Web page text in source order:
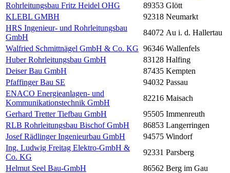
Rohrleitungsbau Fritz Heidel OHG
89353 Glött
KLEBL GMBH
92318 Neumarkt
HRS Ingenieur- und Rohrleitungsbau
GmbH
84072 Au i. d. Hallertau
Walfried Schmittnägel GmbH & Co. KG 96346 Wallenfels
Huber Rohrleitungsbau GmbH
83128 Halfing
Deiser Bau GmbH
87435 Kempten
Pfaffinger Bau SE
94032 Passau
ENACO Energieanlagen- und
Kommunikationstechnik GmbH
82216 Maisach
Gerhard Tretter Tiefbau GmbH
95505 Immenreuth
RLB Rohrleitungsbau Bischof GmbH
86853 Langerringen
Josef Rädlinger Ingenieurbau GmbH
94575 Windorf
Ing. Ludwig Freitag Elektro-GmbH &
Co. KG
92331 Parsberg
Helmut Seel Bau-GmbH
86562 Berg im Gau